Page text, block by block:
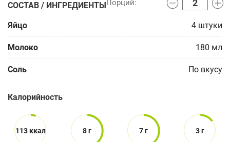
СОСТАВ / ИНГРЕДИЕНТЫ
Яйцо 4 штуки
Молоко 180 мл
Соль По вкусу
Калорийность
113 ккал 8 г 7 г 3 г